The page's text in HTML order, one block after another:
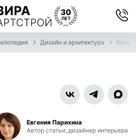
Дизайн и архитектура
Евгения Парихина
Автор статьи, дизайнер интерьера